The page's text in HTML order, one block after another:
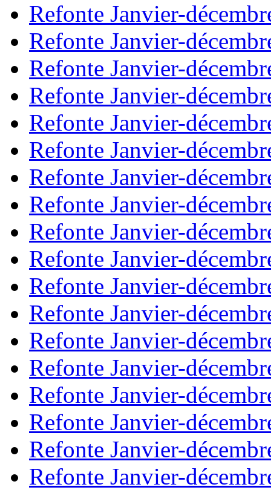
Refonte Janvier-
Refonte Janvier-
Refonte Janvier-
Refonte Janvier-
Refonte Janvier-
Refonte Janvier-
Refonte Janvier-
Refonte Janvier-
Refonte Janvier-
Refonte Janvier-
Refonte Janvier-
Refonte Janvier-
Refonte Janvier-
Refonte Janvier-
Refonte Janvier-
Refonte Janvier-
Refonte Janvier-
Refonte Janvier-